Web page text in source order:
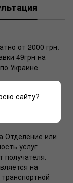
от 2000 грн.
49грн на
Украине
в нашем
15/14 (метро
Отделение или
услуг
получателя.
на
сайту?